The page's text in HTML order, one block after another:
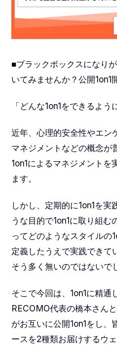
■ブラックボックスになり
いてみませんか？公開1on1
「どんな1on1をできるよう
近年、心理的安全性やエン
マネジメントなどの概念が
1on1によるマネジメントを
ます。
しかし、定期的に1on1を実
うな目的で1on1に取り組む
ってどのようなスタイルの
定義したうえで実践できて
そう多く無いのではないで
そこで今回は、1on1に精通
RECOMO代表の橋本さん
がお互いに公開1on1をし、
ースを2種類お届けするウ